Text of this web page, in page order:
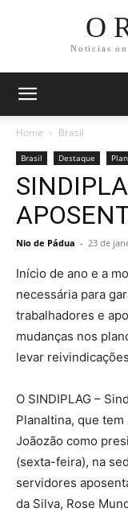
O
Noticias
Home Brasil
Brasil Destaque
Nio de Pádua - 23 de
Início de ano e a
necessária para
trabalhadores e
mudanças nos
levar
O SINDIPLAG –
Planaltina, que
Joãozão como
(sexta-feira), na
servidores
da Silva, Rose